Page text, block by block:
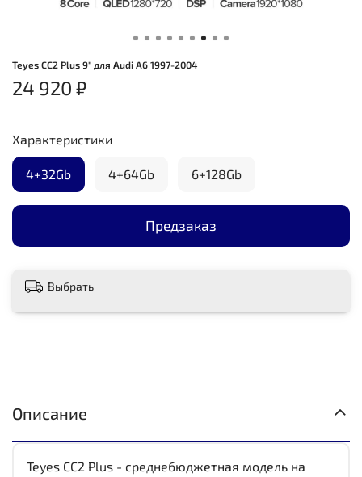
Teyes CC2 Plus 9" для Audi A6 1997-2004
24 920 ₽
Предзаказ
Характеристики
4+32Gb 4+64Gb 6+128Gb
Выбрать
Описание
Teyes CC2 Plus - среднебюджетная модель на